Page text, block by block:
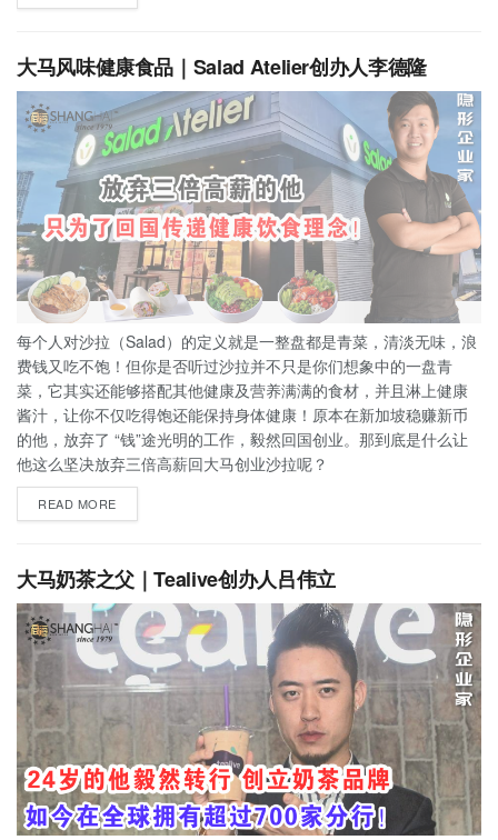
大马风味健康食品｜Salad Atelier创办人李德隆
每个人对沙拉（Salad）的定义就是一整盘都是青菜，清淡无味，浪
费钱又吃不饱！但你是否听过沙拉并不只是你们想象中的一盘青
菜，它其实还能够搭配其他健康及营养满满的食材，并且淋上健康
酱汁，让你不仅吃得饱还能保持身体健康！原本在新加坡稳赚新币
的他，放弃了 “钱”途光明的工作，毅然回国创业。那到底是什么让
他这么坚决放弃三倍高薪回大马创业沙拉呢？
READ MORE
大马奶茶之父｜Tealive创办人吕伟立